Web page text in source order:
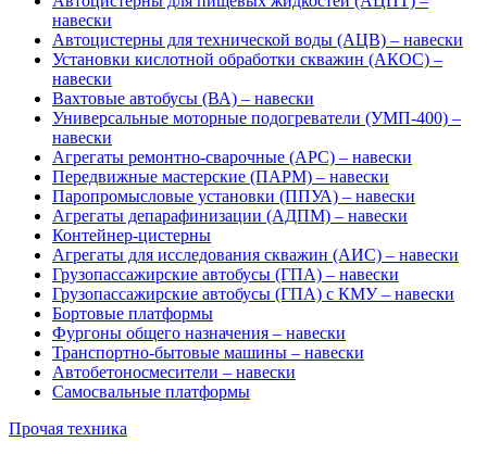
навески
Автоцистерны для технической воды (АЦВ) – навески
Установки кислотной обработки скважин (АКОС) –
навески
Вахтовые автобусы (ВА) – навески
Универсальные моторные подогреватели (УМП-400) –
навески
Агрегаты ремонтно-сварочные (АРС) – навески
Передвижные мастерские (ПАРМ) – навески
Паропромысловые установки (ППУА) – навески
Агрегаты депарафинизации (АДПМ) – навески
Контейнер-цистерны
Агрегаты для исследования скважин (АИС) – навески
Грузопассажирские автобусы (ГПА) – навески
Грузопассажирские автобусы (ГПА) с КМУ – навески
Бортовые платформы
Фургоны общего назначения – навески
Транспортно-бытовые машины – навески
Автобетоносмесители – навески
Самосвальные платформы
Прочая техника